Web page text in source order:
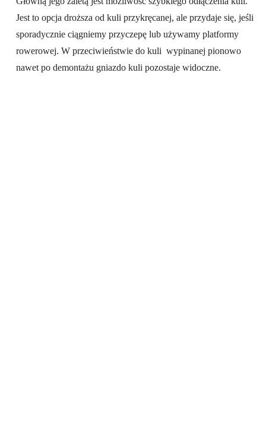
Jest to opcja droższa od kuli przykręcanej, ale przydaje się, jeśli
sporadycznie ciągniemy przyczepę lub używamy platformy
rowerowej. W przeciwieństwie do kuli wypinanej pionowo
nawet po demontażu gniazdo kuli pozostaje widoczne.